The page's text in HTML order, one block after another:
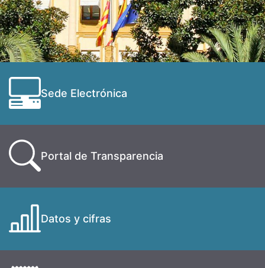
Sede Electrónica
Portal de Transparencia
Datos y cifras